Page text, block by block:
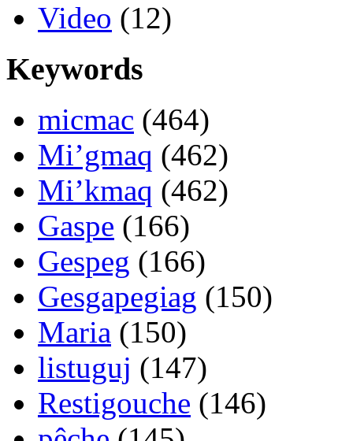
Video (12)
Keywords
micmac (464)
Mi’gmaq (462)
Mi’kmaq (462)
Gaspe (166)
Gespeg (166)
Gesgapegiag (150)
Maria (150)
listuguj (147)
Restigouche (146)